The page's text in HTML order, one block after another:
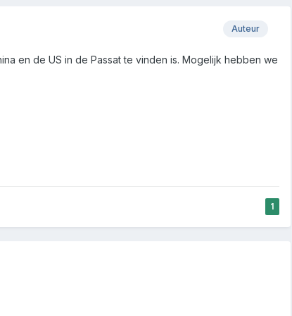
Auteur
en de US in de Passat te vinden is. Mogelijk hebben we
1